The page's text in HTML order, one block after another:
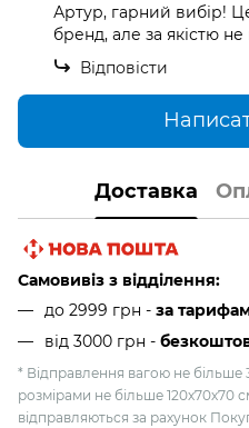
Артур, гарний вибір!
бренд, але за якістю
Відповісти
Доставка
Самовивіз з відділення:
до 2999 грн - за
від 3000 грн -
* Відправлення вагою не більше
розмірами не більше 120х70х70
відправляються за рахунок